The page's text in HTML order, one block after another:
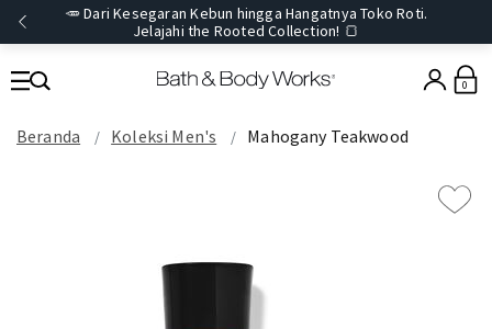
🥕 Dari Kesegaran Kebun hingga Hangatnya Toko Roti.
Jelajahi the Rooted Collection! 🍞
0
Beranda Koleksi Men's Mahogany Teakwood